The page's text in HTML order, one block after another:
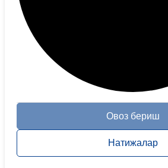
Овоз бериш
Натижалар